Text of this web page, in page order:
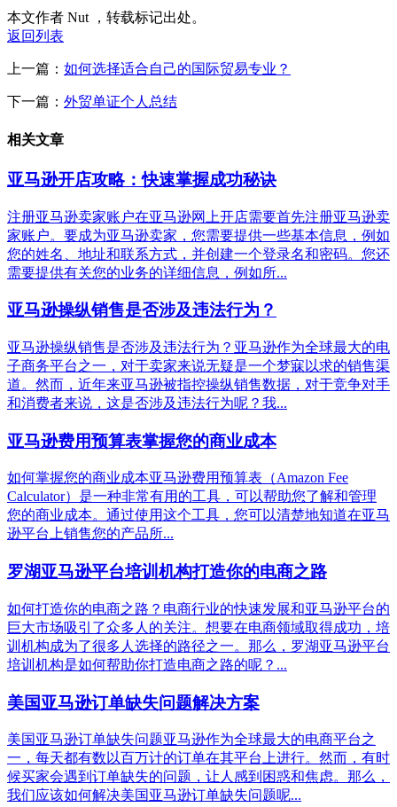
本文作者 Nut ，转载标记出处。
返回列表
上一篇： 如何选择适合自己的国际贸易专业？
下一篇： 外贸单证个人总结
相关文章
亚马逊开店攻略：快速掌握成功秘诀
注册亚马逊卖家账户在亚马逊网上开店需要首先注册亚马逊卖
家账户。要成为亚马逊卖家，您需要提供一些基本信息，例如
您的姓名、地址和联系方式，并创建一个登录名和密码。您还
需要提供有关您的业务的详细信息，例如所...
亚马逊操纵销售是否涉及违法行为？
亚马逊操纵销售是否涉及违法行为？亚马逊作为全球最大的电
子商务平台之一，对于卖家来说无疑是一个梦寐以求的销售渠
道。然而，近年来亚马逊被指控操纵销售数据，对于竞争对手
和消费者来说，这是否涉及违法行为呢？我...
亚马逊费用预算表掌握您的商业成本
如何掌握您的商业成本亚马逊费用预算表（Amazon Fee
Calculator）是一种非常有用的工具，可以帮助您了解和管理
您的商业成本。通过使用这个工具，您可以清楚地知道在亚马
逊平台上销售您的产品所...
罗湖亚马逊平台培训机构打造你的电商之路
如何打造你的电商之路？电商行业的快速发展和亚马逊平台的
巨大市场吸引了众多人的关注。想要在电商领域取得成功，培
训机构成为了很多人选择的路径之一。那么，罗湖亚马逊平台
培训机构是如何帮助你打造电商之路的呢？...
美国亚马逊订单缺失问题解决方案
美国亚马逊订单缺失问题亚马逊作为全球最大的电商平台之
一，每天都有数以百万计的订单在其平台上进行。然而，有时
候买家会遇到订单缺失的问题，让人感到困惑和焦虑。那么，
我们应该如何解决美国亚马逊订单缺失问题呢...